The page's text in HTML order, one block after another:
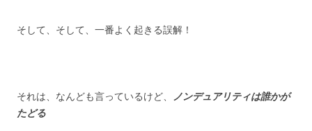
そして、そして、一番よく起きる誤解！
それは、なんども言っているけど、
ノンデュアリティは誰かが
たどる